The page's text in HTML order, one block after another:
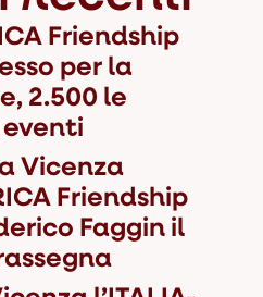
Friendship
per la
2.500 le
Vicenza
Friendship
Faggin il